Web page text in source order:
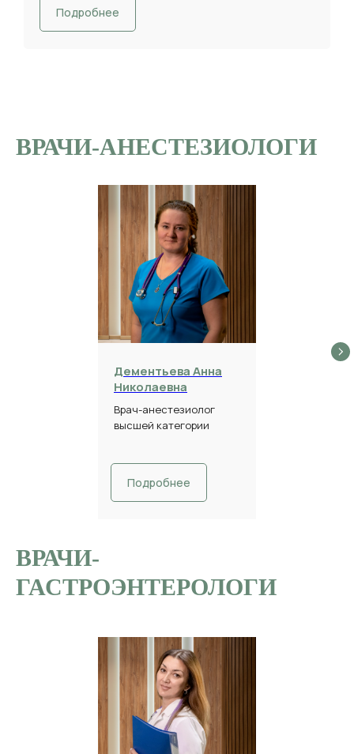
Подробнее
ВРАЧИ-АНЕСТЕЗИОЛОГИ
Дементьева Анна
Николаевна
Врач-анестезиолог
высшей категории
Подробнее
ВРАЧИ-
ГАСТРОЭНТЕРОЛОГИ